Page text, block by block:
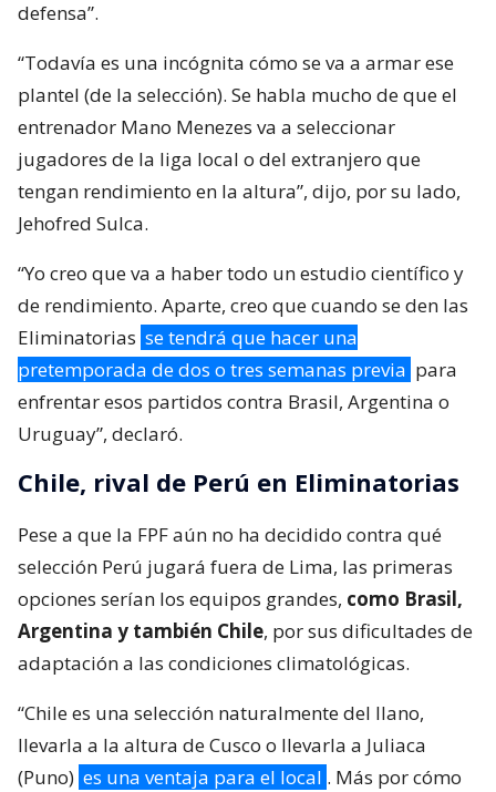
defensa”.
“Todavía es una incógnita cómo se va a armar ese
plantel (de la selección). Se habla mucho de que el
entrenador Mano Menezes va a seleccionar
jugadores de la liga local o del extranjero que
tengan rendimiento en la altura”, dijo, por su lado,
Jehofred Sulca.
“Yo creo que va a haber todo un estudio científico y
de rendimiento. Aparte, creo que cuando se den las
Eliminatorias se tendrá que hacer una
pretemporada de dos o tres semanas previa para
enfrentar esos partidos contra Brasil, Argentina o
Uruguay”, declaró.
Chile, rival de Perú en Eliminatorias
Pese a que la FPF aún no ha decidido contra qué
selección Perú jugará fuera de Lima, las primeras
opciones serían los equipos grandes, como Brasil,
Argentina y también Chile, por sus dificultades de
adaptación a las condiciones climatológicas.
“Chile es una selección naturalmente del llano,
llevarla a la altura de Cusco o llevarla a Juliaca
(Puno) es una ventaja para el local . Más por cómo